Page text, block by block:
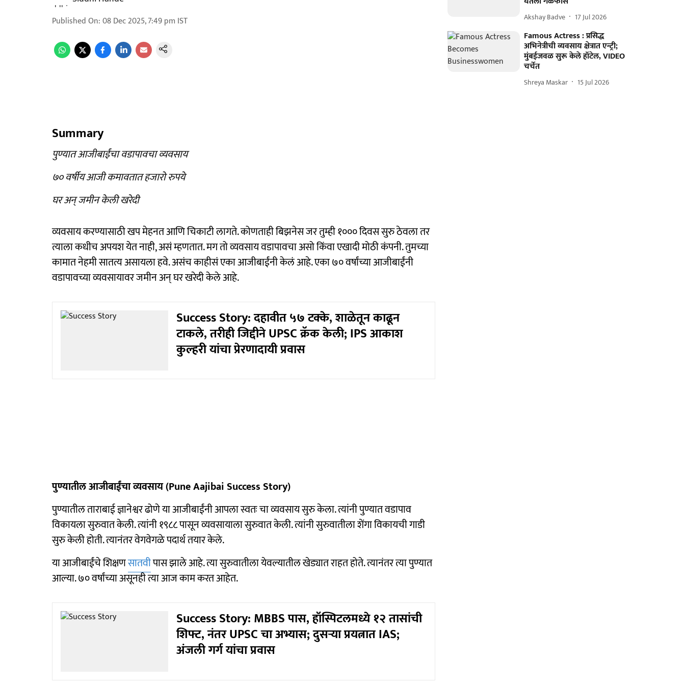
Published On:08 Dec 2025, 7:49 pm IST
Summary
पुण्यात आजीबाईंचा वडापावचा व्यवसाय
७० वर्षीय आजी कमावतात हजारो रुपये
घर अन् जमीन केली खरेदी
व्यवसाय करण्यासाठी खप मेहनत आणि चिकाटी लागते. कोणताही बिझनेस जर तुम्ही १००० दिवस सुरु ठेवला तर
त्याला कधीच अपयश येत नाही, असं म्हणतात. मग तो व्यवसाय वडापावचा असो किंवा एखादी मोठी कंपनी. तुमच्या
कामात नेहमी सातत्य असायला हवे. असंच काहीसं एका आजीबाईंनी केलं आहे. एका ७० वर्षांच्या आजीबाईंनी
वडापावच्या व्यवसायावर जमीन अन् घर खरेदी केले आहे.
Success Story: दहावीत ५७ टक्के, शाळेतून काढून
टाकले, तरीही जिद्दीने UPSC क्रॅक केली; IPS आकाश
कुल्हरी यांचा प्रेरणादायी प्रवास
पुण्यातील आजीबाईंचा व्यवसाय (Pune Aajibai Success Story)
पुण्यातील ताराबाई ज्ञानेश्वर ढोणे या आजीबाईंनी आपला स्वतः चा व्यवसाय सुरु केला. त्यांनी पुण्यात वडापाव
विकायला सुरुवात केली. त्यांनी १९८८ पासून व्यवसायाला सुरुवात केली. त्यांनी सुरुवातीला शेंगा विकायची गाडी
सुरु केली होती. त्यानंतर वेगवेगळे पदार्थ तयार केले.
या आजीबाईंचे शिक्षणसातवीपास झाले आहे. त्या सुरुवातीला येवल्यातील खेड्यात राहत होते. त्यानंतर त्या पुण्यात
आल्या. ७० वर्षांच्या असूनही त्या आज काम करत आहेत.
Success Story: MBBS पास, हॉस्पिटलमध्ये १२ तासांची
शिफ्ट, नंतर UPSC चा अभ्यास; दुसऱ्या प्रयत्नात IAS;
अंजली गर्ग यांचा प्रवास
Akshay Badve 17 Jul 2026
Famous Actress : प्रसिद्ध
अभिनेत्रीची व्यवसाय क्षेत्रात एन्ट्री;
मुंबईजवळ सुरू केले हॉटेल, VIDEO
चर्चेत
Shreya Maskar 15 Jul 2026